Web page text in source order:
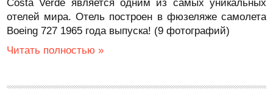
Costa Verde является одним из самых уникальных
отелей мира. Отель построен в фюзеляже самолета
Boeing 727 1965 года выпуска! (9 фотографий)
Читать полностью »